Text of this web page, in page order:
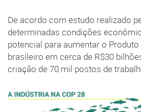
De acordo com estudo realizado
determinadas condições
potencial para aumentar o
brasileiro em cerca de R$30
criação de 70 mil postos de